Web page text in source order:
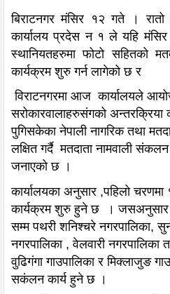
बिराटनगर मंसिर १२ गते । रातो
कार्यालय प्रदेस न १ ले यहि
स्थानियतहरुमा फोटो सहितको
कार्यक्रम शुरु गर्न लागेको छ र
विराटनगरमा आज कार्यालयले
सरोकारवालाहरुसंगको अन्तरक्रिया
पुगिसकेका नेपाली नागरिक तथा
लक्षित गर्दै मतदाता नामवाली संकलन
जनाएको छ ।
कार्यालयका अनुसार ,पहिलो चरणमा
कार्यक्रम शुरु हुने छ ।
सम्म पथरी शनिश्चरे नगरपालिका,
नगरपालिका , वेलवारी नगरपालिका
वुढिगंगा गाउपालिका र मिक्लाजुङ
सकंलन कार्य हुने छ ।